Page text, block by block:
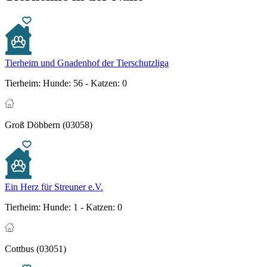
Tierheim und Gnadenhof der Tierschutzliga
Tierheim: Hunde: 56 - Katzen: 0
Groß Döbbern (03058)
Ein Herz für Streuner e.V.
Tierheim: Hunde: 1 - Katzen: 0
Cottbus (03051)